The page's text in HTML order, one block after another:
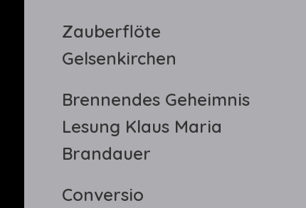
Zauberflöte
Gelsenkirchen
Brennendes Geheimnis
Lesung Klaus Maria
Brandauer
Conversio